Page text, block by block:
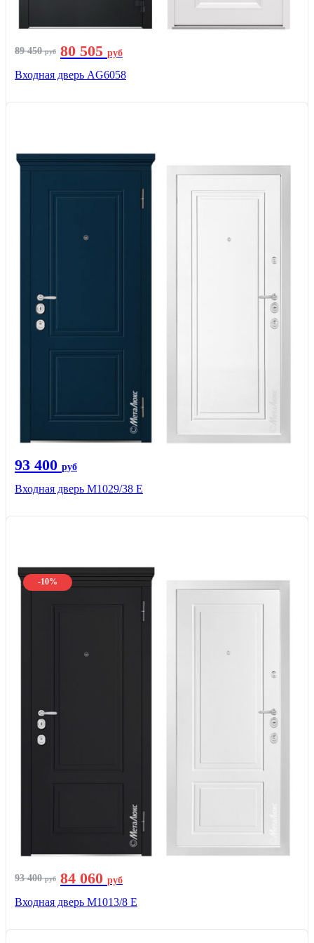
89 450руб 80 505 руб
Входная дверь AG6058
93 400 руб
Входная дверь М1029/38 E
-10%
93 400руб 84 060 руб
Входная дверь М1013/8 E